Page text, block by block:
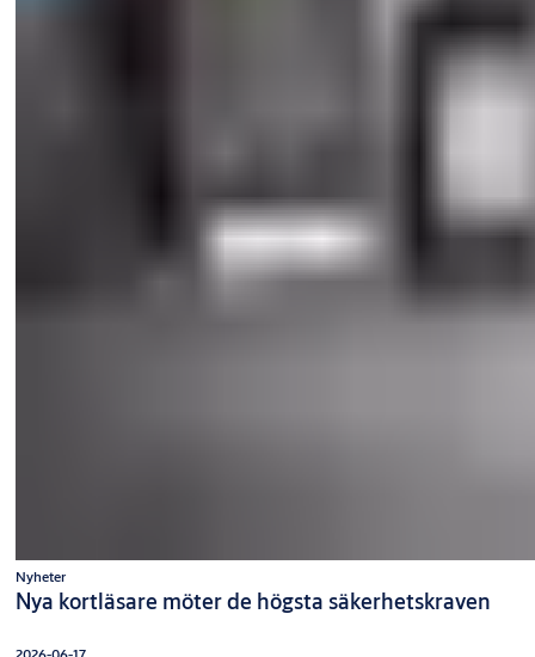
Nyheter
Nya kortläsare möter de högsta säkerhetskraven